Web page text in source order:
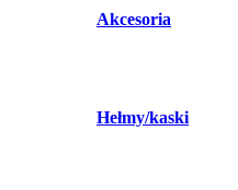
Akcesoria
Hełmy/kaski